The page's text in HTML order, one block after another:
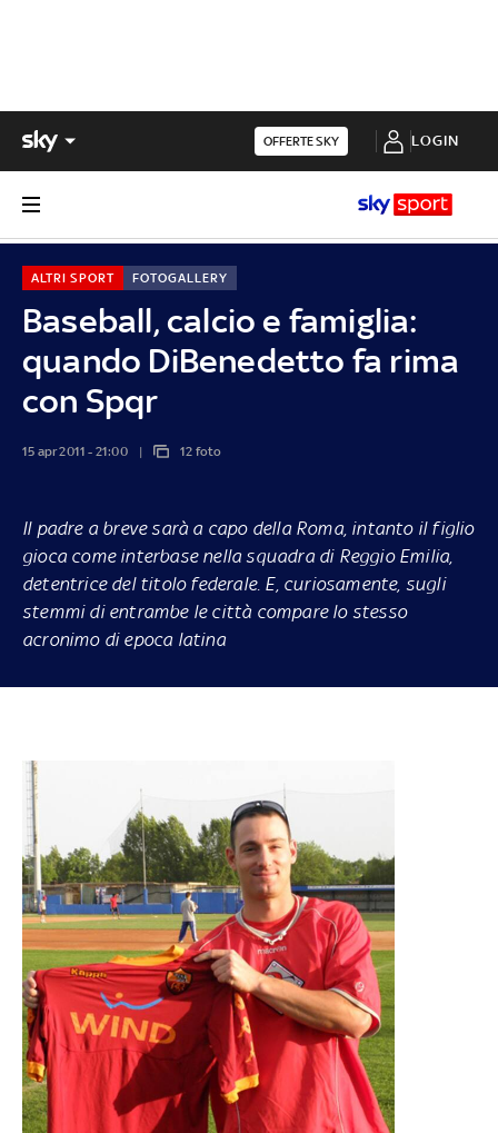
OFFERTE SKY LOGIN
Baseball, calcio e famiglia:
quando DiBenedetto fa rima
con Spqr
ALTRI SPORT FOTOGALLERY
15 apr 2011 - 21:00 12 foto
Il padre a breve sarà a capo della Roma, intanto il figlio
gioca come interbase nella squadra di Reggio Emilia,
detentrice del titolo federale. E, curiosamente, sugli
stemmi di entrambe le città compare lo stesso
acronimo di epoca latina